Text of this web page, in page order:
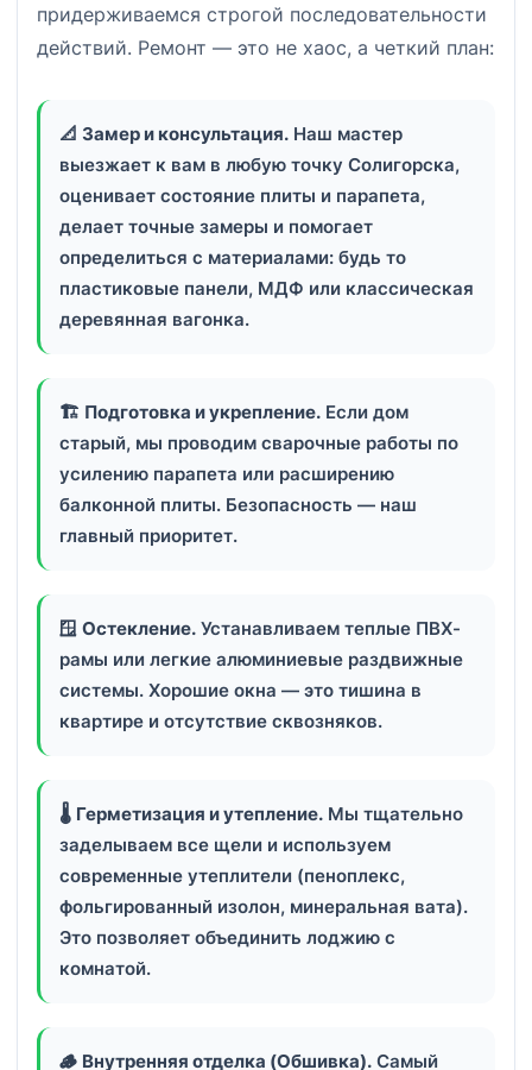
придерживаемся строгой последовательности
действий. Ремонт — это не хаос, а четкий план:
📐 Замер и консультация. Наш мастер
выезжает к вам в любую точку Солигорска,
оценивает состояние плиты и парапета,
делает точные замеры и помогает
определиться с материалами: будь то
пластиковые панели, МДФ или классическая
деревянная вагонка.
🏗️ Подготовка и укрепление. Если дом
старый, мы проводим сварочные работы по
усилению парапета или расширению
балконной плиты. Безопасность — наш
главный приоритет.
🪟 Остекление. Устанавливаем теплые ПВХ-
рамы или легкие алюминиевые раздвижные
системы. Хорошие окна — это тишина в
квартире и отсутствие сквозняков.
🌡️ Герметизация и утепление. Мы тщательно
заделываем все щели и используем
современные утеплители (пеноплекс,
фольгированный изолон, минеральная вата).
Это позволяет объединить лоджию с
комнатой.
🪵 Внутренняя отделка (Обшивка). Самый